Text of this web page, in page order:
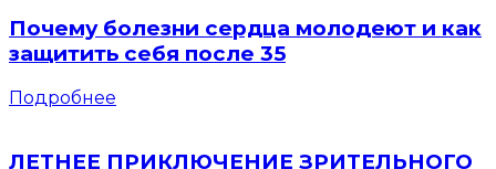
Почему болезни сердца молодеют и как
защитить себя после 35
Подробнее
ЛЕТНЕЕ ПРИКЛЮЧЕНИЕ ЗРИТЕЛЬНОГО